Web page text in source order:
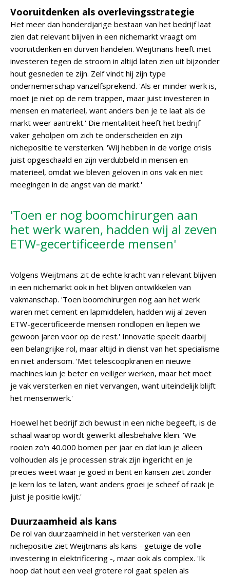
Vooruitdenken als overlevingsstrategie
Het meer dan honderdjarige bestaan van het bedrijf laat
zien dat relevant blijven in een nichemarkt vraagt om
vooruitdenken en durven handelen. Weijtmans heeft met
investeren tegen de stroom in altijd laten zien uit bijzonder
hout gesneden te zijn. Zelf vindt hij zijn type
ondernemerschap vanzelfsprekend. 'Als er minder werk is,
moet je niet op de rem trappen, maar juist investeren in
mensen en materieel, want anders ben je te laat als de
markt weer aantrekt.' Die mentaliteit heeft het bedrijf
vaker geholpen om zich te onderscheiden en zijn
nichepositie te versterken. 'Wij hebben in de vorige crisis
juist opgeschaald en zijn verdubbeld in mensen en
materieel, omdat we bleven geloven in ons vak en niet
meegingen in de angst van de markt.'
'Toen er nog boomchirurgen aan
het werk waren, hadden wij al zeven
ETW-gecertificeerde mensen'
Volgens Weijtmans zit de echte kracht van relevant blijven
in een nichemarkt ook in het blijven ontwikkelen van
vakmanschap. 'Toen boomchirurgen nog aan het werk
waren met cement en lapmiddelen, hadden wij al zeven
ETW-gecertificeerde mensen rondlopen en liepen we
gewoon jaren voor op de rest.' Innovatie speelt daarbij
een belangrijke rol, maar altijd in dienst van het specialisme
en niet andersom. 'Met telescoopkranen en nieuwe
machines kun je beter en veiliger werken, maar het moet
je vak versterken en niet vervangen, want uiteindelijk blijft
het mensenwerk.'
Hoewel het bedrijf zich bewust in een niche begeeft, is de
schaal waarop wordt gewerkt allesbehalve klein. 'We
rooien zo'n 40.000 bomen per jaar en dat kun je alleen
volhouden als je processen strak zijn ingericht en je
precies weet waar je goed in bent en kansen ziet zonder
je kern los te laten, want anders groei je scheef of raak je
juist je positie kwijt.'
Duurzaamheid als kans
De rol van duurzaamheid in het versterken van een
nichepositie ziet Weijtmans als kans - getuige de volle
investering in elektrificering -, maar ook als complex. 'Ik
hoop dat hout een veel grotere rol gaat spelen als